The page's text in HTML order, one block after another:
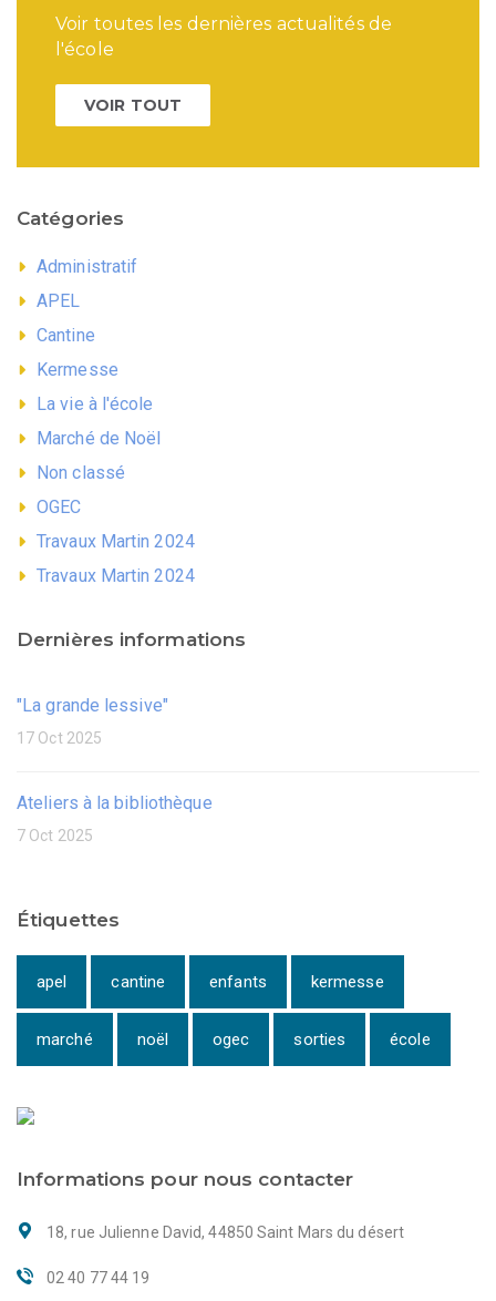
Voir toutes les dernières actualités de
l'école
VOIR TOUT
Catégories
Administratif
APEL
Cantine
Kermesse
La vie à l'école
Marché de Noël
Non classé
OGEC
Travaux Martin 2024
Travaux Martin 2024
Dernières informations
"La grande lessive"
17 Oct 2025
Ateliers à la bibliothèque
7 Oct 2025
Étiquettes
apel cantine enfants kermesse
marché noël ogec sorties école
Informations pour nous contacter
18, rue Julienne David, 44850 Saint Mars du désert
02 40 77 44 19